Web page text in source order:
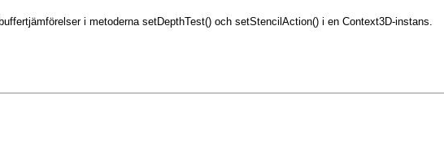
i metoderna setDepthTest() och setStencilAction() i en Context3D-instans.